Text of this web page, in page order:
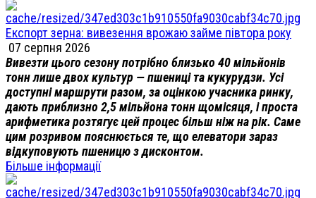
Експорт зерна: вивезення врожаю займе півтора року
07 серпня 2026
Вивезти цього сезону потрібно близько 40 мільйонів
тонн лише двох культур — пшениці та кукурудзи. Усі
доступні маршрути разом, за оцінкою учасника ринку,
дають приблизно 2,5 мільйона тонн щомісяця, і проста
арифметика розтягує цей процес більш ніж на рік. Саме
цим розривом пояснюється те, що елеватори зараз
відкуповують пшеницю з дисконтом.
Більше інформації